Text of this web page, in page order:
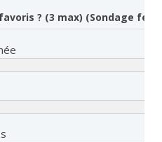
? (3 max) (Sondage